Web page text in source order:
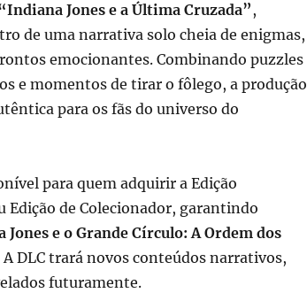
Jones e a Última Cruzada”,
de uma narrativa solo cheia de enigmas,
emocionantes. Combinando puzzles
e momentos de tirar o fôlego, a produção
para os fãs do universo do
para quem adquirir a Edição
Edição de Colecionador, garantindo
Jones e o Grande Círculo: A Ordem dos
DLC trará novos conteúdos narrativos,
futuramente.